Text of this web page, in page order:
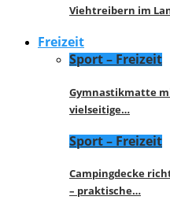
Viehtreibern im
Freizeit
Sport – Freizeit
Gymnastikmatte
vielseitige…
Sport – Freizeit
Campingdecke
– praktische…